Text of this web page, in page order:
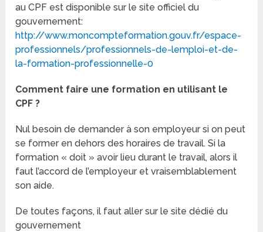
au CPF est disponible sur le site officiel du
gouvernement:
http://www.moncompteformation.gouv.fr/espace-
professionnels/professionnels-de-lemploi-et-de-
la-formation-professionnelle-0
Comment faire une formation en utilisant le
CPF ?
Nul besoin de demander à son employeur si on peut
se former en dehors des horaires de travail. Si la
formation « doit » avoir lieu durant le travail, alors il
faut l’accord de l’employeur et vraisemblablement
son aide.
De toutes façons, il faut aller sur le site dédié du
gouvernement